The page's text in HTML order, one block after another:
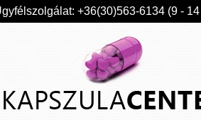
+36(30)563-6134 (9 -